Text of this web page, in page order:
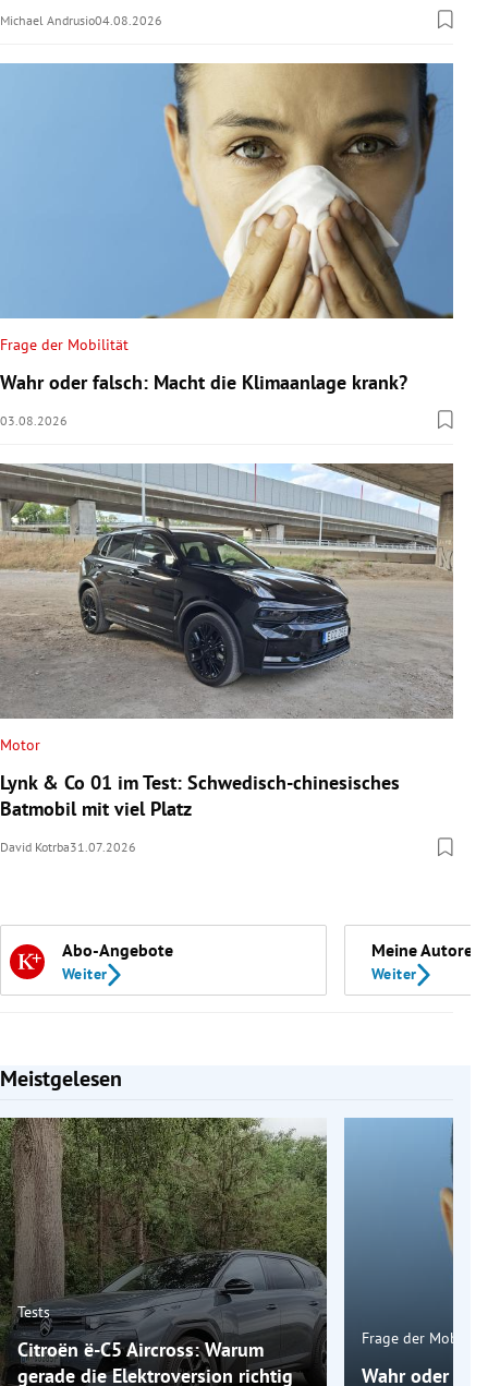
Michael Andrusio04.08.2026
Frage der Mobilität
Wahr oder falsch: Macht die Klimaanlage krank?
03.08.2026
Motor
Lynk & Co 01 im Test: Schwedisch-chinesisches
Batmobil mit viel Platz
David Kotrba31.07.2026
Abo-Angebote
Weiter
Meine Autoren
Weiter
Meistgelesen
Slide 1 von 7
Tests
Citroën ë-C5 Aircross: Warum
gerade die Elektroversion richtig
Frage der
Wahr oder